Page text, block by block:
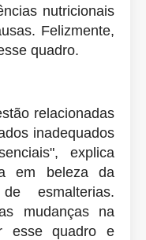
nutricionais
Felizmente,
quadro.
relacionadas
inadequados
explica
em beleza da
esmalterias.
mudanças na
esse quadro e